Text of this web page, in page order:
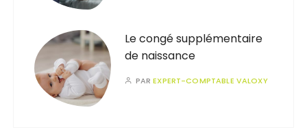
Le congé supplémentaire
de naissance
PAREXPERT-COMPTABLE VALOXY